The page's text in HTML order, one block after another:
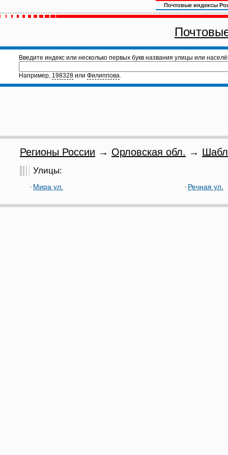
Почтовые индексы
Введите индекс или несколько первых букв названия улицы или
Например, 198328 или Филиппова.
Регионы России → Орловская обл. →
Улицы:
Мира ул. Речная ул.